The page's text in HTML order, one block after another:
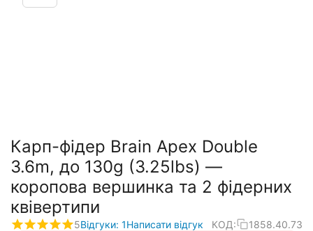
Карп-фідер Brain Apex Double
3.6m, до 130g (3.25lbs) —
коропова вершинка та 2 фідерних
квівертипи
5Відгуки: 1Написати відгук КОД: 1858.40.73